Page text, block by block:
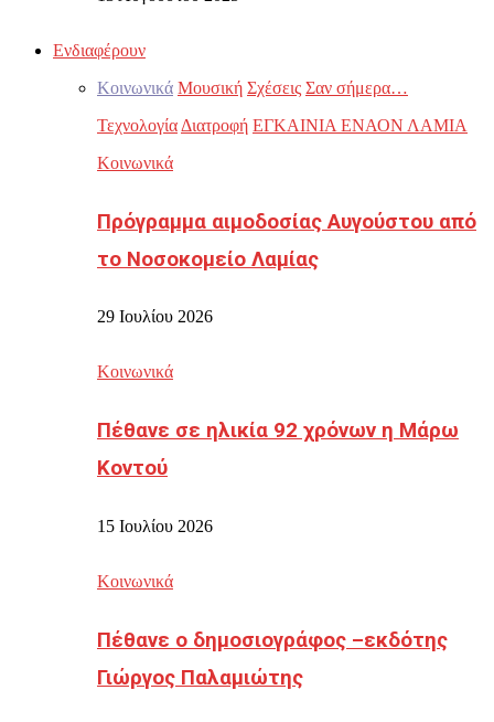
Ενδιαφέρουν
Κοινωνικά Μουσική Σχέσεις Σαν σήμερα…
Τεχνολογία Διατροφή ΕΓΚΑΙΝΙΑ ΕΝΑΟΝ ΛΑΜΙΑ
Κοινωνικά
Πρόγραμμα αιμοδοσίας Αυγούστου από
το Νοσοκομείο Λαμίας
29 Ιουλίου 2026
Κοινωνικά
Πέθανε σε ηλικία 92 χρόνων η Μάρω
Κοντού
15 Ιουλίου 2026
Κοινωνικά
Πέθανε ο δημοσιογράφος –εκδότης
Γιώργος Παλαμιώτης